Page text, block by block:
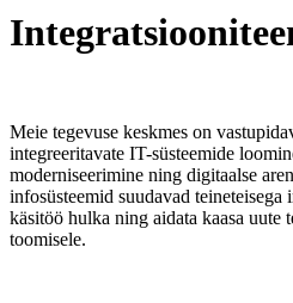
Meie tegevuse keskmes on
integreeritavate IT-süsteemide
moderniseerimine ning digitaalse
infosüsteemid suudavad teineteisega
käsitöö hulka ning aidata kaasa uute
toomisele.